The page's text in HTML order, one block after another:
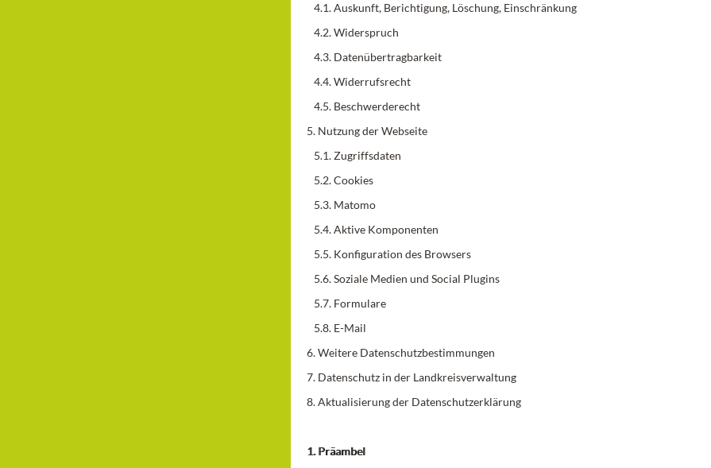
4.1. Auskunft, Berichtigung, Löschung, Einschränkung
4.2. Widerspruch
4.3. Datenübertragbarkeit
4.4. Widerrufsrecht
4.5. Beschwerderecht
5. Nutzung der Webseite
5.1. Zugriffsdaten
5.2. Cookies
5.3. Matomo
5.4. Aktive Komponenten
5.5. Konfiguration des Browsers
5.6. Soziale Medien und Social Plugins
5.7. Formulare
5.8. E-Mail
6. Weitere Datenschutzbestimmungen
7. Datenschutz in der Landkreisverwaltung
8. Aktualisierung der Datenschutzerklärung
1. Präambel